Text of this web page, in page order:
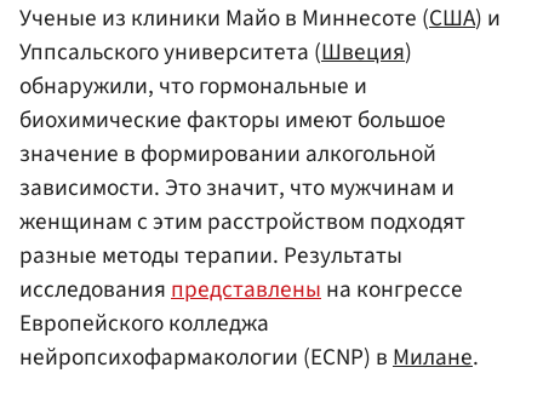
Ученые из клиники Майо в Миннесоте (США) и
Уппсальского университета (Швеция)
обнаружили, что гормональные и
биохимические факторы имеют большое
значение в формировании алкогольной
зависимости. Это значит, что мужчинам и
женщинам с этим расстройством подходят
разные методы терапии. Результаты
исследованияпредставленына конгрессе
Европейского колледжа
нейропсихофармакологии (ECNP) вМилане.